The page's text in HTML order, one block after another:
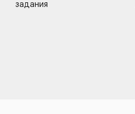
задания